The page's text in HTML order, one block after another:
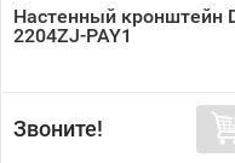
Настенный кронштейн
2204ZJ-PAY1
Звоните!